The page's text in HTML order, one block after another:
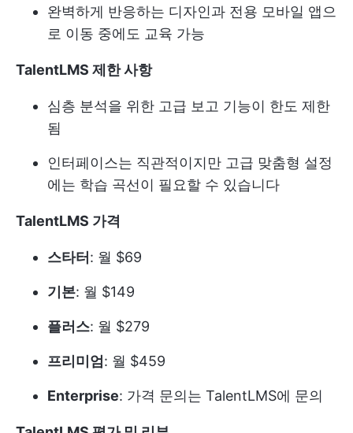
완벽하게 반응하는 디자인과 전용 모바일 앱으
로 이동 중에도 교육 가능
TalentLMS 제한 사항
심층 분석을 위한 고급 보고 기능이 한도 제한
됨
인터페이스는 직관적이지만 고급 맞춤형 설정
에는 학습 곡선이 필요할 수 있습니다
TalentLMS 가격
스타터 : 월 $69
기본: 월 $149
플러스: 월 $279
프리미엄 : 월 $459
Enterprise: 가격 문의는 TalentLMS에 문의